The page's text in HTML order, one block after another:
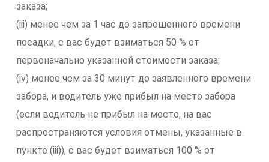
заказа;
(iii) менее чем за 1 час до запрошенного времени
посадки, с вас будет взиматься 50 % от
первоначально указанной стоимости заказа;
(iv) менее чем за 30 минут до заявленного времени
забора, и водитель уже прибыл на место забора
(если водитель не прибыл на место, на вас
распространяются условия отмены, указанные в
пункте (iii)), с вас будет взиматься 100 % от